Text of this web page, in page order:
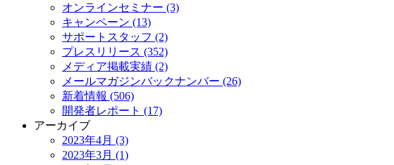
オンラインセミナー (3)
キャンペーン (13)
サポートスタッフ (2)
プレスリリース (352)
メディア掲載実績 (2)
メールマガジンバックナンバー (26)
新着情報 (506)
開発者レポート (17)
アーカイブ
2023年4月 (3)
2023年3月 (1)